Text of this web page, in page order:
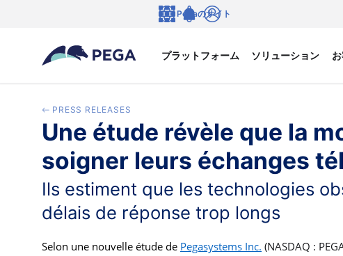
プラットフォーム ソリューション
Pegaのサイト
PRESS RELEASES
Une étude révèle que la
soigner leurs échanges
Ils estiment que les technologies
délais de réponse trop longs
Selon une nouvelle étude de Pegasystems Inc. (NASDAQ :